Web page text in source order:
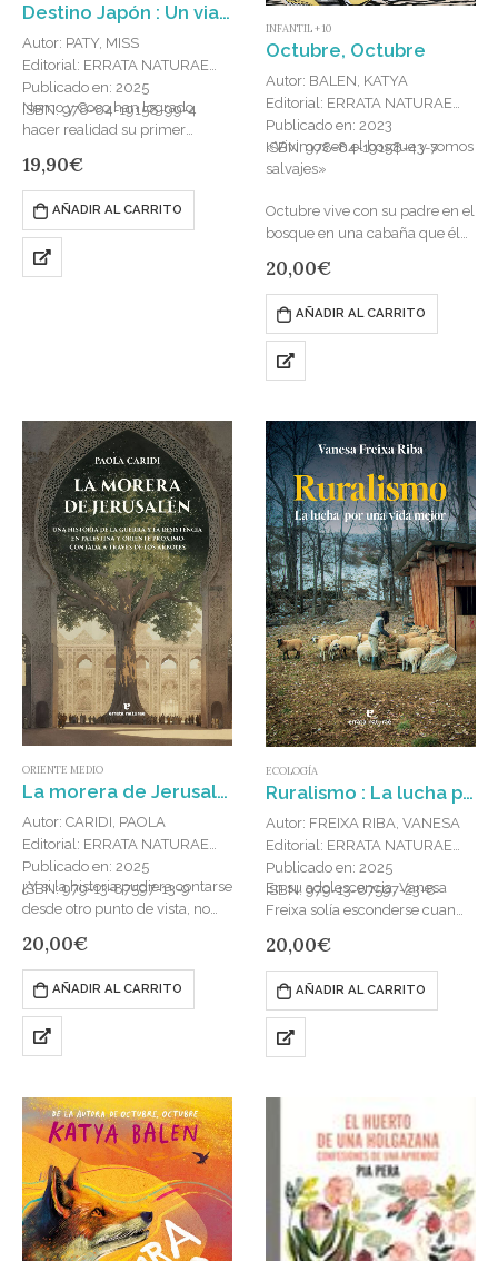
Destino Japón : Un viaje a través de las estaciones
Autor: PATY, MISS
Editorial: ERRATA NATURAE
Publicado en: 2025
ISBN: 978-84-19158-99-4
Nemo y Coco han logrado
hacer realidad su primer
mando a distancia que abre un
portal al destino que…
19,90€
AÑADIR AL CARRITO
INFANTIL + 10
Octubre, Octubre
Autor: BALEN, KATYA
Editorial: ERRATA NATURAE
Publicado en: 2023
ISBN: 978-84-19158-43-7
«Vivimos en el bosque y somos
salvajes»
Octubre vive con su padre en el
bosque en una cabaña que él
20,00€
AÑADIR AL CARRITO
ORIENTE MEDIO
La morera de Jerusalén : Una historia de la guerra y la resistencia en Palestina y Oriente Próximo contada a través de los árboles.
Autor: CARIDI, PAOLA
Editorial: ERRATA NATURAE
Publicado en: 2025
ISBN: 979-13-87597-13-9
¿Y si la historia pudiera contarse
desde otro punto de vista, no
es un libro singular y bello. Un
volumen…
20,00€
AÑADIR AL CARRITO
ECOLOGÍA
Ruralismo : La lucha por una vida mejor
Autor: FREIXA RIBA, VANESA
Editorial: ERRATA NATURAE
Publicado en: 2025
ISBN: 979-13-87597-23-8
En su adolescencia, Vanesa
Freixa solía esconderse cuando
cuidado de las ovejas. La vida
que…
20,00€
AÑADIR AL CARRITO